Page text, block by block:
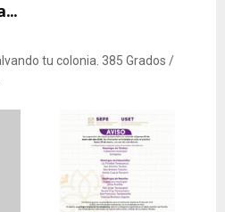
tu colonia. 385 Grados /